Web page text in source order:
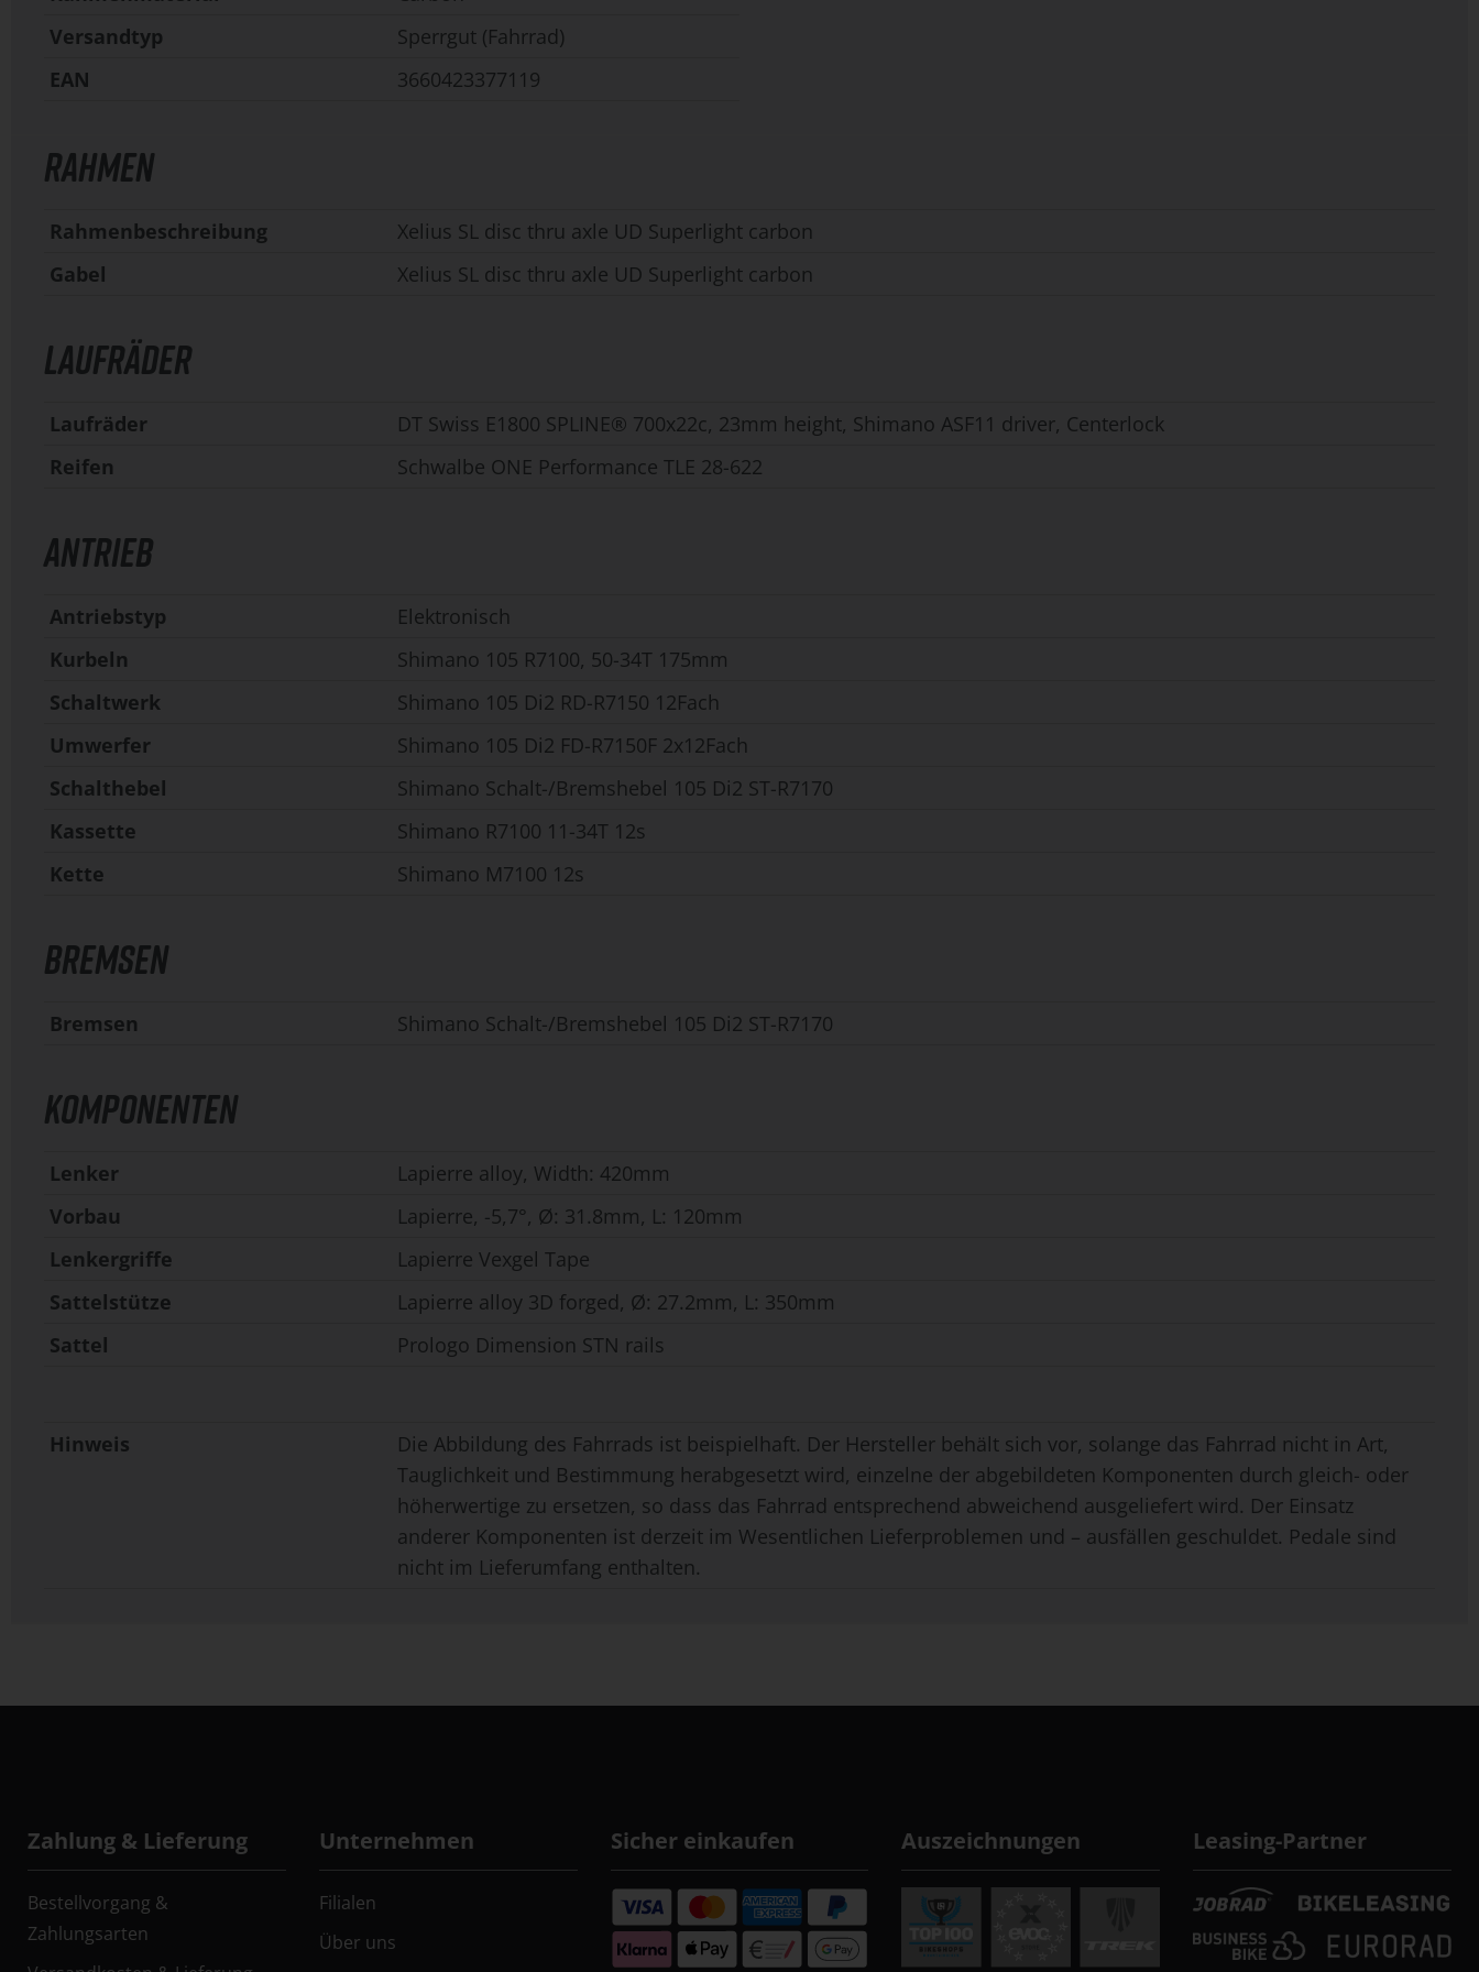
Versandtyp
Sperrgut (Fahrrad)
EAN
3660423377119
RAHMEN
Rahmenbeschreibung
Xelius SL disc thru axle UD Superlight carbon
Gabel
Xelius SL disc thru axle UD Superlight carbon
LAUFRÄDER
Laufräder
DT Swiss E1800 SPLINE® 700x22c, 23mm height, Shimano ASF11 driver, Centerlock
Reifen
Schwalbe ONE Performance TLE 28-622
ANTRIEB
Antriebstyp
Elektronisch
Kurbeln
Shimano 105 R7100, 50-34T 175mm
Schaltwerk
Shimano 105 Di2 RD-R7150 12Fach
Umwerfer
Shimano 105 Di2 FD-R7150F 2x12Fach
Schalthebel
Shimano Schalt-/Bremshebel 105 Di2 ST-R7170
Kassette
Shimano R7100 11-34T 12s
Kette
Shimano M7100 12s
BREMSEN
Bremsen Shimano Schalt-/Bremshebel 105 Di2 ST-R7170
KOMPONENTEN
Lenker
Lapierre alloy, Width: 420mm
Vorbau
Lapierre, -5,7°, Ø: 31.8mm, L: 120mm
Lenkergriffe
Lapierre Vexgel Tape
Sattelstütze
Lapierre alloy 3D forged, Ø: 27.2mm, L: 350mm
Sattel
Prologo Dimension STN rails
Hinweis
Die Abbildung des Fahrrads ist beispielhaft. Der Hersteller behält sich vor, solange das Fahrrad nicht in Art,
Tauglichkeit und Bestimmung herabgesetzt wird, einzelne der abgebildeten Komponenten durch gleich- oder
höherwertige zu ersetzen, so dass das Fahrrad entsprechend abweichend ausgeliefert wird. Der Einsatz
anderer Komponenten ist derzeit im Wesentlichen Lieferproblemen und – ausfällen geschuldet. Pedale sind
nicht im Lieferumfang enthalten.
Zahlung & Lieferung
Bestellvorgang &
Zahlungsarten
Unternehmen
Filialen
Über uns
Sicher einkaufen Auszeichnungen Leasing-Partner